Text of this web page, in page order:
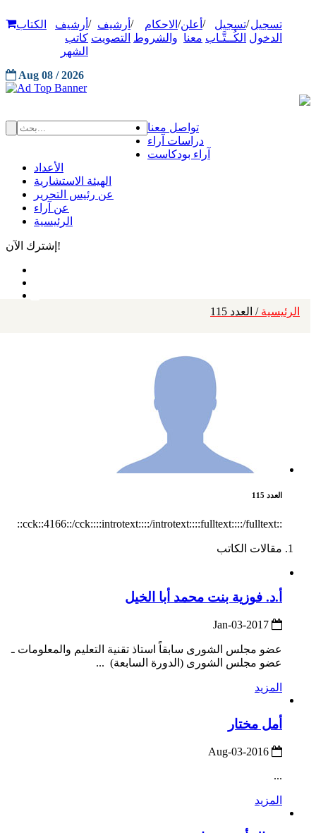
تسجيل
الدخول
/تسجيل
الكُــتَّـاب
/ أعلن
معنا
/ الاحكام
والشروط
/ أرشيف
التصويت
/ أرشيف
كاتب
الشهر
الكتاب
Aug 08 / 2026
تواصل معنا
دراسات آراء
آراء بودكاست
الأعداد
الهيئة الاستشارية
عن رئيس التحرير
عن آراء
الرئيسية
إشترك الآن!
الرئيسية / العدد 115
العدد 115
::cck::4166::/cck::::introtext::::/introtext::::fulltext::::/fulltext::
مقالات الكاتب
أ.د. فوزية بنت محمد أبا الخيل
عضو مجلس الشورى سابقاً استاذ تقنية التعليم والمعلومات ـ
عضو مجلس الشورى (الدورة السابعة) ...
المزيد
أمل مختار
...
المزيد